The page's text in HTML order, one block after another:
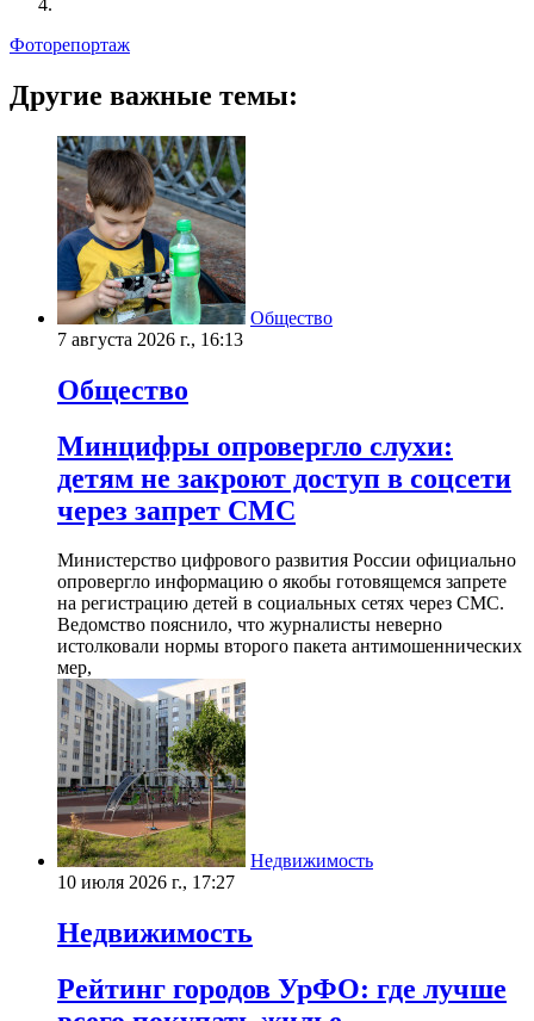
Фоторепортаж
Другие важные темы:
Общество
7 августа 2026 г., 16:13
Общество
Минцифры опровергло слухи:
детям не закроют доступ в соцсети
через запрет СМС
Министерство цифрового развития России официально
опровергло информацию о якобы готовящемся запрете
на регистрацию детей в социальных сетях через СМС.
Ведомство пояснило, что журналисты неверно
истолковали нормы второго пакета антимошеннических
мер,
Недвижимость
10 июля 2026 г., 17:27
Недвижимость
Рейтинг городов УрФО: где лучше